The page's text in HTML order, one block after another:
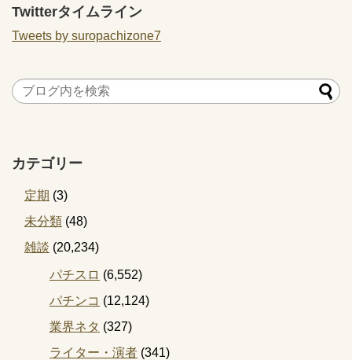
Twitterタイムライン
Tweets by suropachizone7
カテゴリー
定期 (3)
未分類 (48)
雑談 (20,234)
パチスロ (6,552)
パチンコ (12,124)
業界ネタ (327)
ライター・演者 (341)